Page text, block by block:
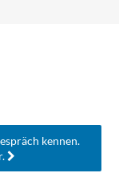
kennen.